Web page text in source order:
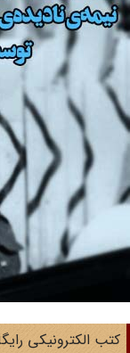
الکترونیکی رایگان